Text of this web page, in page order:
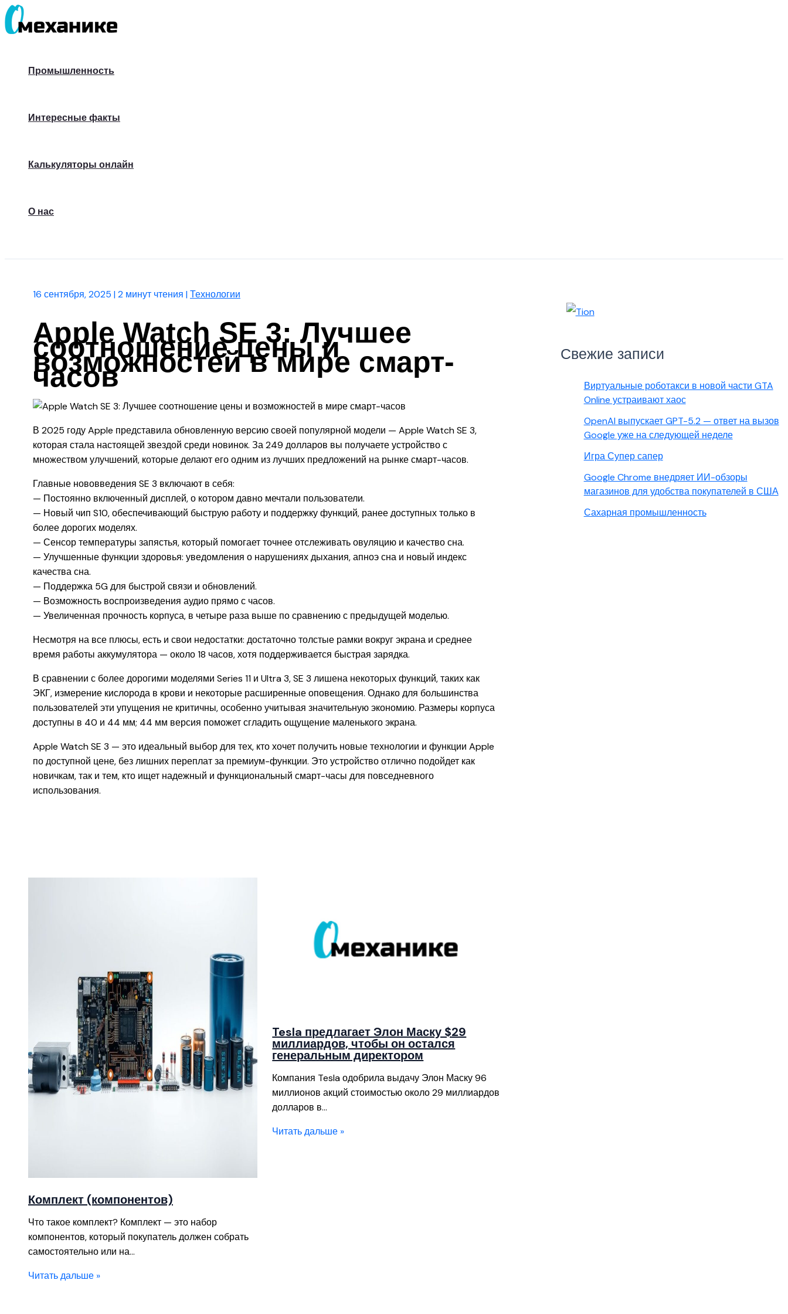
Перейти
к
Промышленность
Интересные факты
Калькуляторы онлайн
О нас
16 сентября, 2025 |2 минут чтения |Технологии
Apple Watch SE 3: Лучшее
соотношение цены и
возможностей в мире смарт-
часов
В 2025 году Apple представила обновленную версию своей популярной модели — Apple Watch SE 3,
которая стала настоящей звездой среди новинок. За 249 долларов вы получаете устройство с
множеством улучшений, которые делают его одним из лучших предложений на рынке смарт-часов.
Главные нововведения SE 3 включают в себя:
— Постоянно включенный дисплей, о котором давно мечтали пользователи.
— Новый чип S10, обеспечивающий быструю работу и поддержку функций, ранее доступных только в
более дорогих моделях.
— Сенсор температуры запястья, который помогает точнее отслеживать овуляцию и качество сна.
— Улучшенные функции здоровья: уведомления о нарушениях дыхания, апноэ сна и новый индекс
качества сна.
— Поддержка 5G для быстрой связи и обновлений.
— Возможность воспроизведения аудио прямо с часов.
— Увеличенная прочность корпуса, в четыре раза выше по сравнению с предыдущей моделью.
Несмотря на все плюсы, есть и свои недостатки: достаточно толстые рамки вокруг экрана и среднее
время работы аккумулятора — около 18 часов, хотя поддерживается быстрая зарядка.
В сравнении с более дорогими моделями Series 11 и Ultra 3, SE 3 лишена некоторых функций, таких как
ЭКГ, измерение кислорода в крови и некоторые расширенные оповещения. Однако для большинства
пользователей эти упущения не критичны, особенно учитывая значительную экономию. Размеры корпуса
доступны в 40 и 44 мм; 44 мм версия поможет сгладить ощущение маленького экрана.
Apple Watch SE 3 — это идеальный выбор для тех, кто хочет получить новые технологии и функции Apple
по доступной цене, без лишних переплат за премиум-функции. Это устройство отлично подойдет как
новичкам, так и тем, кто ищет надежный и функциональный смарт-часы для повседневного
использования.
Комплект (компонентов)
Что такое комплект? Комплект — это набор
компонентов, который покупатель должен собрать
самостоятельно или на…
Читать дальше »
Tesla предлагает Элон Маску $29
миллиардов, чтобы он остался
генеральным директором
Компания Tesla одобрила выдачу Элон Маску 96
миллионов акций стоимостью около 29 миллиардов
долларов в…
Читать дальше »
Свежие записи
Виртуальные роботакси в новой части GTA
Online устраивают хаос
OpenAI выпускает GPT-5.2 — ответ на вызов
Google уже на следующей неделе
Игра Супер сапер
Google Chrome внедряет ИИ-обзоры
магазинов для удобства покупателей в США
Сахарная промышленность